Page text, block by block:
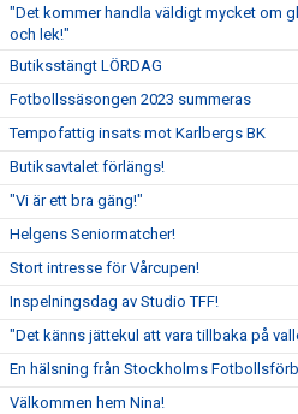
"Det kommer handla väldigt mycket om
och lek!"
Butiksstängt LÖRDAG
Fotbollssäsongen 2023 summeras
Tempofattig insats mot Karlbergs BK
Butiksavtalet förlängs!
"Vi är ett bra gäng!"
Helgens Seniormatcher!
Stort intresse för Vårcupen!
Inspelningsdag av Studio TFF!
"Det känns jättekul att vara tillbaka på
En hälsning från Stockholms
Välkommen hem Nina!